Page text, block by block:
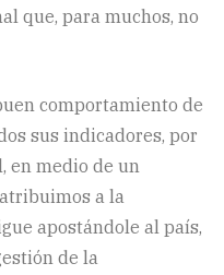
que, para muchos, no
comportamiento de
sus indicadores, por
en medio de un
a la
apostándole al país,
de la